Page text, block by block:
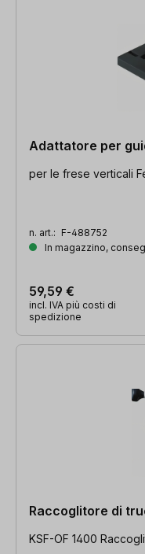
Adattatore per
per le frese verticali
n. art.: F-488752
In magazzino,
59,59 €
incl. IVA più costi di
spedizione
Raccoglitore di
KSF-OF 1400